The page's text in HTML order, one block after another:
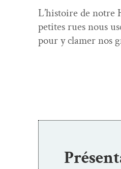
L’his­toire de notre
petites rues nous
pour y clamer nos